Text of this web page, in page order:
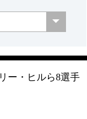
ー・ヒルら8選手